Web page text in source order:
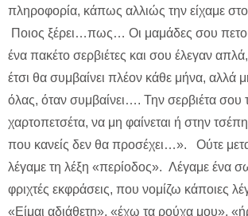
πληροφορία, κάπως αλλιώς την είχαμε
Ποιος ξέρει…πως… Οι μαμάδες σου
ένα πακέτο σερβιέτες και σου έλεγαν απλά,
έτσι θα συμβαίνει πλέον κάθε μήνα, αλλά
όλας, όταν συμβαίνει…. Την σερβιέτα σου
χαρτοπετσέτα, να μη φαίνεται ή στην
που κανείς δεν θα προσέχει…». Ούτε
λέγαμε τη λέξη «περίοδος». Λέγαμε ένα
φριχτές εκφράσεις, που νομίζω κάποιες
«Είμαι αδιάθετη», «έχω τα ρούχα μου»,